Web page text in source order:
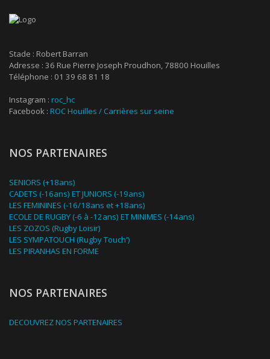
Stade : Robert Barran
Adresse : 36 Rue Pierre Joseph Proudhon, 78800 Houilles
Téléphone : 01 39 68 81 18
Instagram : roc_hc
Facebook : ROC Houilles / Carrières sur seine
NOS PARTENAIRES
SENIORS (+18ans)
CADETS (-16ans) ET JUNIORS (-19ans)
LES FEMININES (-16/18ans et +18ans)
ECOLE DE RUGBY (-6 à -12ans) ET MINIMES (-14ans)
LES ZOZOS (Rugby Loisir)
LES SYMPATOUCH (Rugby Touch')
LES PIRANHAS EN FORME
NOS PARTENAIRES
DECOUVREZ NOS PARTENAIRES